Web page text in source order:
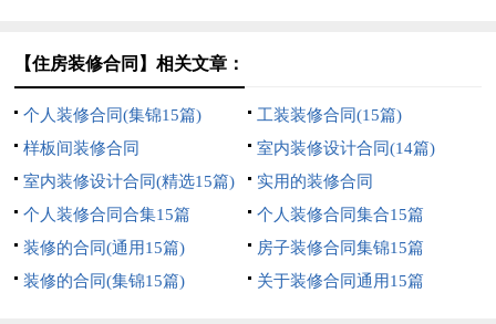
【住房装修合同】相关文章：
个人装修合同(集锦15篇)
工装装修合同(15篇)
样板间装修合同
室内装修设计合同(14篇)
室内装修设计合同(精选15篇)
实用的装修合同
个人装修合同合集15篇
个人装修合同集合15篇
装修的合同(通用15篇)
房子装修合同集锦15篇
装修的合同(集锦15篇)
关于装修合同通用15篇